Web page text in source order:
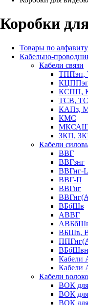
Коробки
Товары по алфавиту
Кабельно-
Кабели связи
ТППэп,
КСПП,
ТСВ,
КАПз,
КМС
ЗКП,
Кабели
ВВГ
ВВГзнг
ВВГнг-
ВВГ-П
ВВГнг
ВБбШв
АВВГ
ВБШв,
Кабели
Кабели
Кабели
ВОК для
ВОК для
ВОК для